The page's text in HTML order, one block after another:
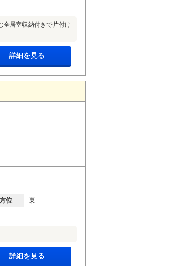
全居室収納付きで片付け
詳細を見る
位 東
詳細を見る